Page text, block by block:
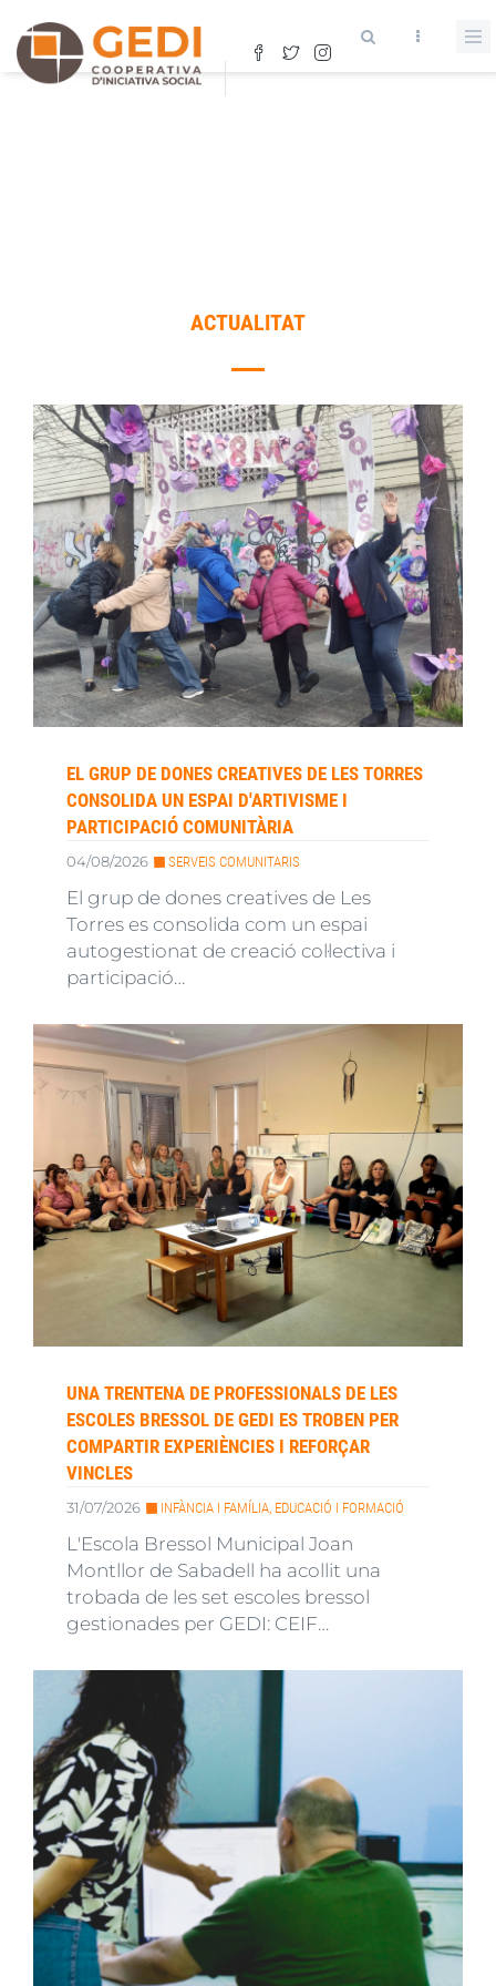
contingut
ACTUALITAT
EL GRUP DE DONES CREATIVES DE LES TORRES
CONSOLIDA UN ESPAI D'ARTIVISME I
PARTICIPACIÓ COMUNITÀRIA
04/08/2026 SERVEIS COMUNITARIS
El grup de dones creatives de Les
Torres es consolida com un espai
autogestionat de creació col·lectiva i
participació…
UNA TRENTENA DE PROFESSIONALS DE LES
ESCOLES BRESSOL DE GEDI ES TROBEN PER
COMPARTIR EXPERIÈNCIES I REFORÇAR
VINCLES
31/07/2026 INFÀNCIA I FAMÍLIA, EDUCACIÓ I FORMACIÓ
L'Escola Bressol Municipal Joan
Montllor de Sabadell ha acollit una
trobada de les set escoles bressol
gestionades per GEDI: CEIF…